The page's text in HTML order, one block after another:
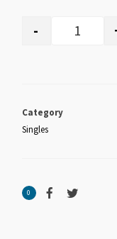
-
Category
Singles
0